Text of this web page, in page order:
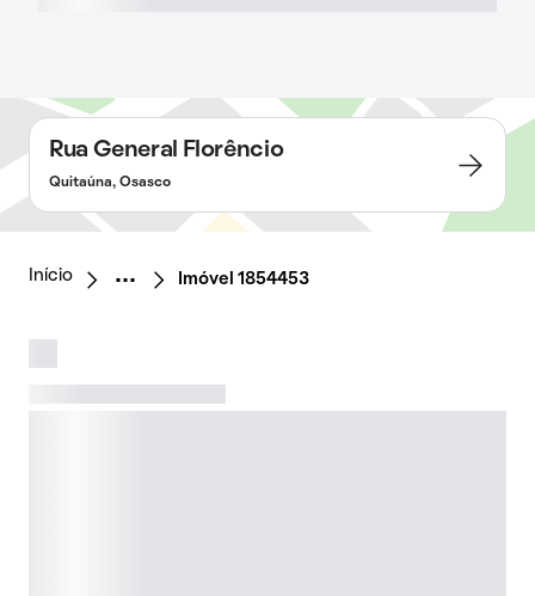
Rua General Florêncio
Quitaúna, Osasco
Início Imóvel 1854453